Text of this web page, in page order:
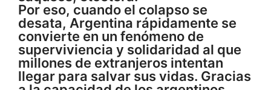
Por eso, cuando el colapso se
desata, Argentina rápidamente se
convierte en un fenómeno de
superviviencia y solidaridad al que
millones de extranjeros intentan
llegar para salvar sus vidas. Gracias